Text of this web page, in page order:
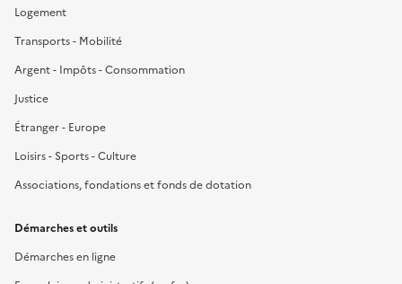
Logement
Transports - Mobilité
Argent - Impôts - Consommation
Justice
Étranger - Europe
Loisirs - Sports - Culture
Associations, fondations et fonds de dotation
Démarches et outils
Démarches en ligne